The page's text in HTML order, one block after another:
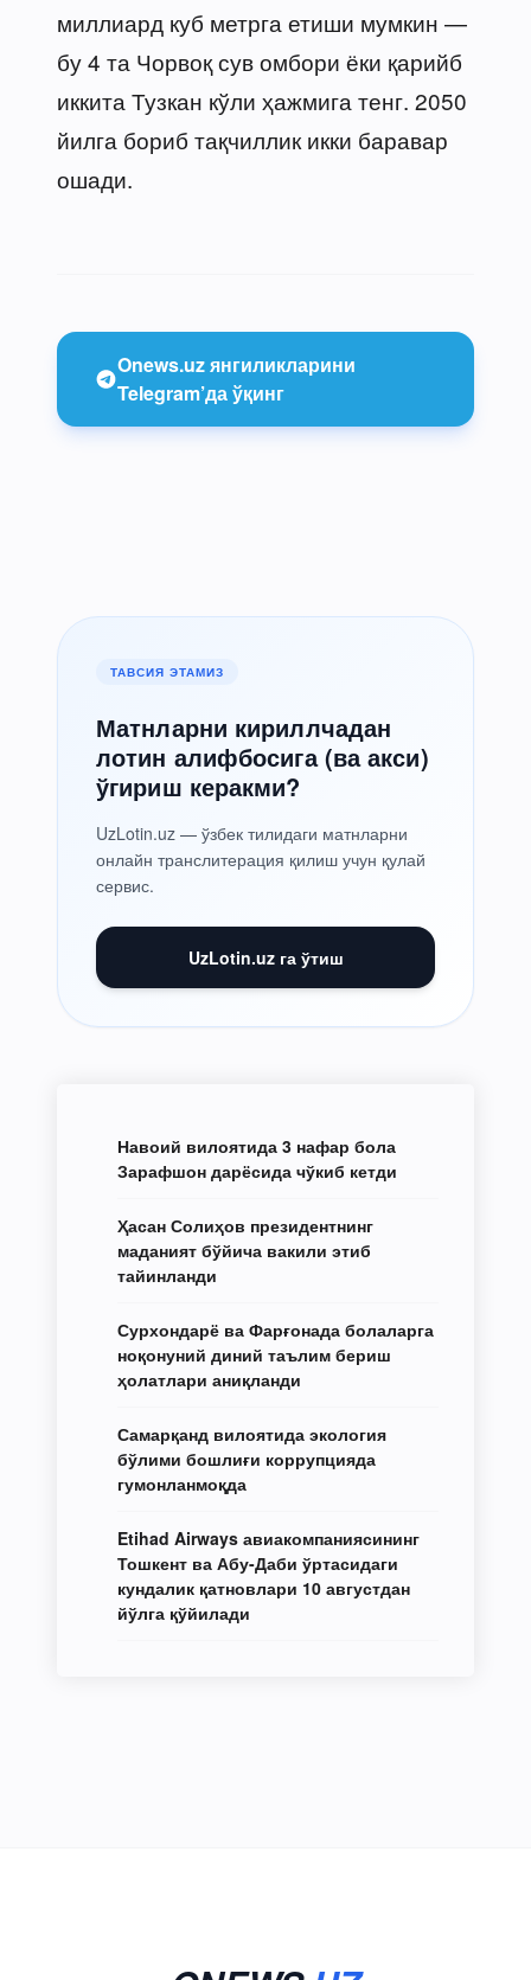
миллиард куб метрга етиши мумкин —
бу 4 та Чорвоқ сув омбори ёки қарийб
иккита Тузкан кўли ҳажмига тенг. 2050
йилга бориб тақчиллик икки баравар
ошади.
Onews.uz янгиликларини
Telegram’да ўқинг
ТАВСИЯ ЭТАМИЗ
Матнларни кириллчадан
лотин алифбосига (ва акси)
ўгириш керакми?
UzLotin.uz — ўзбек тилидаги матнларни
онлайн транслитерация қилиш учун қулай
сервис.
UzLotin.uz га ўтиш
Навоий вилоятида 3 нафар бола
Зарафшон дарёсида чўкиб кетди
Ҳасан Солиҳов президентнинг
маданият бўйича вакили этиб
тайинланди
Сурхондарё ва Фарғонада болаларга
ноқонуний диний таълим бериш
ҳолатлари аниқланди
Самарқанд вилоятида экология
бўлими бошлиғи коррупцияда
гумонланмоқда
Etihad Airways авиакомпаниясининг
Тошкент ва Абу-Даби ўртасидаги
кундалик қатновлари 10 августдан
йўлга қўйилади